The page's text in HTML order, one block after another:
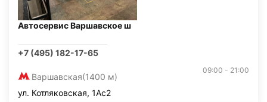
Автосервис Варшавское ш
+7 (495) 182-17-65
Варшавская(1400 м)
09:00 - 21:00
ул. Котляковская, 1Ас2